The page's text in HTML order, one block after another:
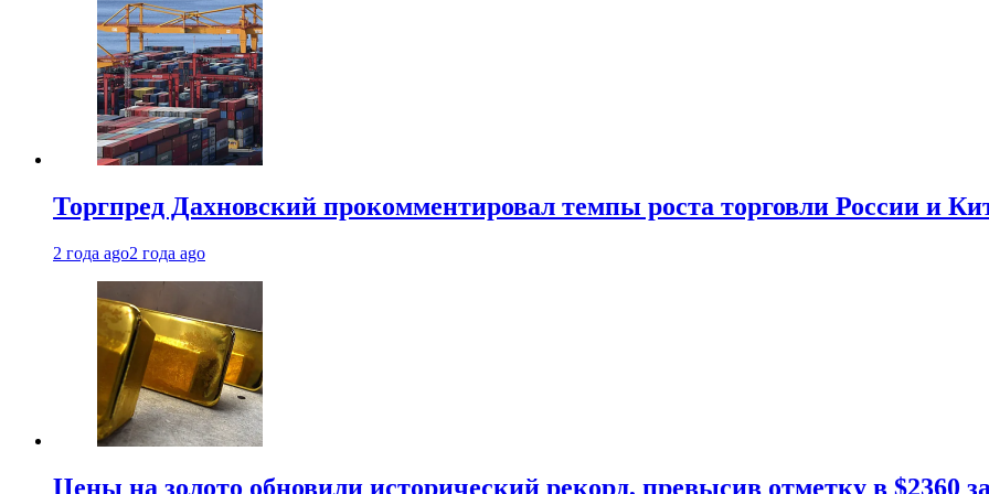
Торгпред Дахновский прокомментировал темпы роста торговли России и
2 года ago2 года ago
Цены на золото обновили исторический рекорд, превысив отметку в $2360